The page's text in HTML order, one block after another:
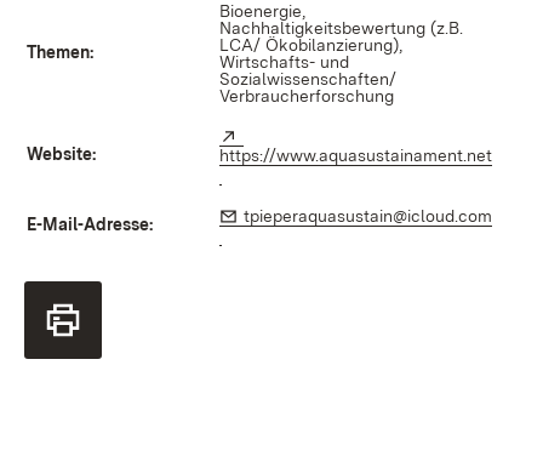
Themen:
Bioenergie,
Nachhaltigkeitsbewertung (z.B.
LCA/ Ökobilanzierung),
Wirtschafts- und
Sozialwissenschaften/
Verbraucherforschung
Website:
https://www.aquasustainament.net
E-Mail-Adresse: E-Mail:
tpieperaquasustain@icloud.com